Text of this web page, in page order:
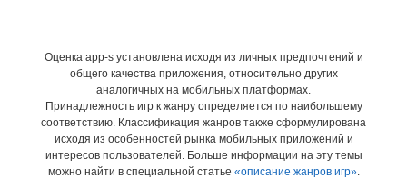
Оценка app-s установлена исходя из личных предпочтений и
общего качества приложения, относительно других
аналогичных на мобильных платформах.
Принадлежность игр к жанру определяется по наибольшему
соответствию. Классификация жанров также сформулирована
исходя из особенностей рынка мобильных приложений и
интересов пользователей. Больше информации на эту темы
можно найти в специальной статье «описание жанров игр».